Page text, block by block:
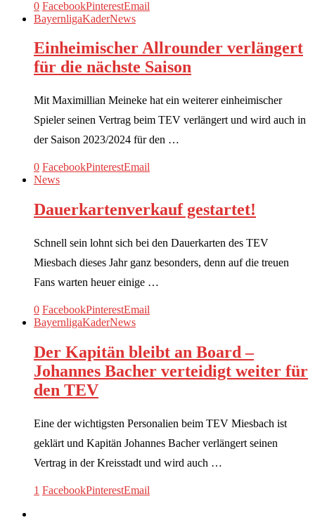
0 FacebookPinterestEmail
BayernligaKaderNews
Einheimischer Allrounder verlängert
für die nächste Saison
Mit Maximillian Meineke hat ein weiterer einheimischer
Spieler seinen Vertrag beim TEV verlängert und wird auch in
der Saison 2023/2024 für den …
0 FacebookPinterestEmail
News
Dauerkartenverkauf gestartet!
Schnell sein lohnt sich bei den Dauerkarten des TEV
Miesbach dieses Jahr ganz besonders, denn auf die treuen
Fans warten heuer einige …
0 FacebookPinterestEmail
BayernligaKaderNews
Der Kapitän bleibt an Board –
Johannes Bacher verteidigt weiter für
den TEV
Eine der wichtigsten Personalien beim TEV Miesbach ist
geklärt und Kapitän Johannes Bacher verlängert seinen
Vertrag in der Kreisstadt und wird auch …
1 FacebookPinterestEmail